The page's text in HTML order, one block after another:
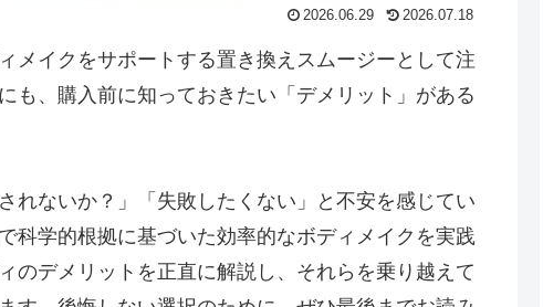
2026.06.29 2026.07.18
メイクをサポートする置き換えスムージーとして注
も、購入前に知っておきたい「デメリット」がある
れないか？」「失敗したくない」と不安を感じてい
科学的根拠に基づいた効率的なボディメイクを実践
のデメリットを正直に解説し、それらを乗り越えて